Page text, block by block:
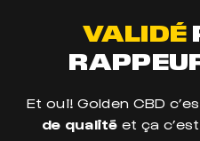
VALIDÉ
Et oui! Golden CBD
de qualité et ça